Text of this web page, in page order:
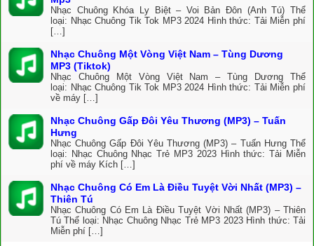
Nhạc Chuông Khóa Ly Biệt – Voi Bản Đôn (Anh Tú) Thể
loại: Nhạc Chuông Tik Tok MP3 2024 Hình thức: Tải Miễn phí
[…]
Nhạc Chuông Một Vòng Việt Nam – Tùng Dương
MP3 (Tiktok)
Nhạc Chuông Một Vòng Việt Nam – Tùng Dương Thể
loại: Nhạc Chuông Tik Tok MP3 2024 Hình thức: Tải Miễn phí
về máy […]
Nhạc Chuông Gấp Đôi Yêu Thương (MP3) – Tuấn
Hưng
Nhạc Chuông Gấp Đôi Yêu Thương (MP3) – Tuấn Hưng Thể
loại: Nhạc Chuông Nhạc Trẻ MP3 2023 Hình thức: Tải Miễn
phí về máy Kích […]
Nhạc Chuông Có Em Là Điều Tuyệt Vời Nhất (MP3) –
Thiên Tú
Nhạc Chuông Có Em Là Điều Tuyệt Vời Nhất (MP3) – Thiên
Tú Thể loại: Nhạc Chuông Nhạc Trẻ MP3 2023 Hình thức: Tải
Miễn phí […]